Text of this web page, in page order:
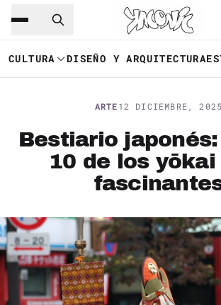
Saltar al contenido principal
CULTURA DISEÑO Y ARQUITECTURA
ARTE12 DICIEMBRE, 2025
Bestiario
10 de los yōkai